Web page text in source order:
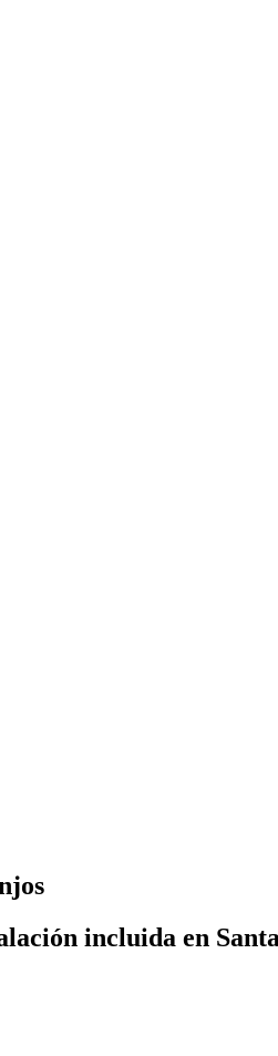
incluida en